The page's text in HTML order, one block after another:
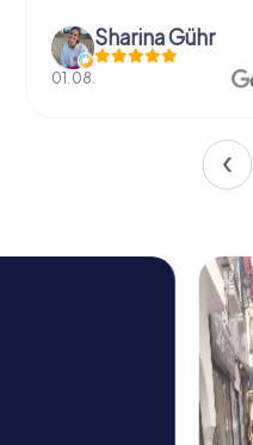
Sharina Gühr
01.08.